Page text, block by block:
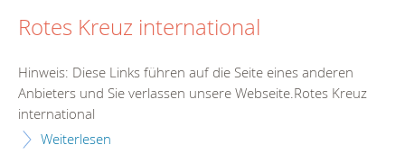
Rotes Kreuz international
Hinweis: Diese Links führen auf die Seite eines anderen
Anbieters und Sie verlassen unsere Webseite.Rotes Kreuz
international
Weiterlesen